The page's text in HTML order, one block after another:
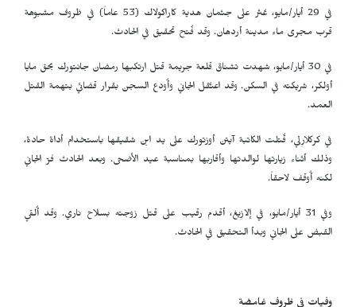
في 29 أيار/مايو، عُثر على جثمان هدية كاراكولاك (53 عاماً) في ظروف مشبوهة
قرب مجرى ماء مدينة أردهان. وقد فُتح تحقيق في الحادث.
في 30 أيار/مايو، شهدت تشناق قلعة جريمة قتل ارتكبها رمضان جانتورك بحق مايا
أولكر، شريكته في السكن. وقد اعتُقل الجاني وأُودع السجن بقرار قضائي بتهمة القتل
العمد.
في كركلارِلي، قُتلت الكاتبة آيتن أوزتورك على يد ابن شقيقها باستخدام أداة حادة،
وذلك أثناء زيارتها لوالدتها وأقاربها بمناسبة عيد الأضحى. وبعد الحادث فرّ الجاني
لكنه أُوقف لاحقاً.
وفي 31 أيار/مايو، في إلازِيغ، أقدم رقيب على قتل زوجته بسلاح ناري. وقد أُلقي
القبض على الجاني وبدأ التحقيق في الحادث.
وفيات في ظروف غامضة